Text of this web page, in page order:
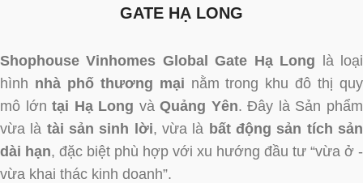
GATE HẠ LONG
Shophouse Vinhomes Global Gate Hạ Long là loại
hình nhà phố thương mại nằm trong khu đô thị quy
mô lớntại Hạ Long vàQuảng Yên. Đây là Sản phẩm
vừa là tài sản sinh lời, vừa là bất động sản tích sản
dài hạn, đặc biệt phù hợp với xu hướng đầu tư “vừa ở -
vừa khai thác kinh doanh”.